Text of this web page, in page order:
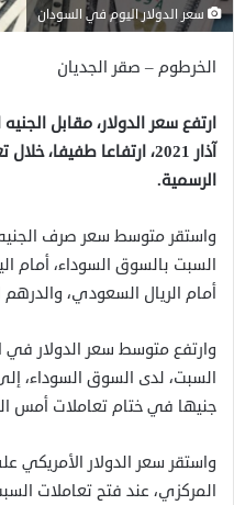
سعر الدولار اليوم في السودان
الخرطوم – صقر الجديان
آذار 2021، ارتفاعا
الرسمية.
واستقر متوسط سعر صرف الجنيه
السبت بالسوق السوداء، أمام
أمام الريال السعودي، والدرهم
وارتفع متوسط سعر الدولار
جنيها في ختام تعاملات أمس
واستقر سعر الدولار